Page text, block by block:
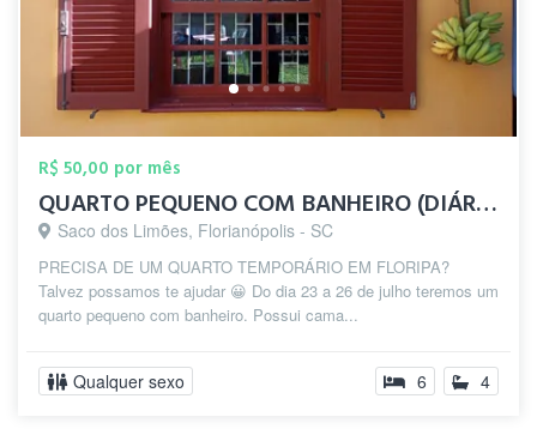
R$ 50,00 por mês
QUARTO PEQUENO COM BANHEIRO (DIÁRIA)
Saco dos Limões, Florianópolis - SC
PRECISA DE UM QUARTO TEMPORÁRIO EM FLORIPA?
Talvez possamos te ajudar 😀 Do dia 23 a 26 de julho teremos um
quarto pequeno com banheiro. Possui cama...
Qualquer sexo 6 4